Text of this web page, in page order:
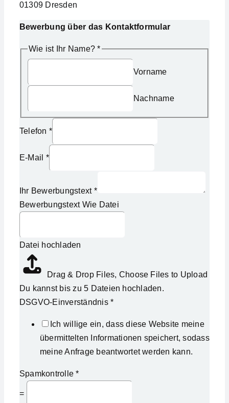
01309 Dresden
Bewerbung über das Kontaktformular
Wie ist Ihr Name?*
Vorname
Nachname
Telefon *
E-Mail *
Ihr Bewerbungstext *
Bewerbungstext Wie Datei
Datei hochladen
Drag & Drop Files, Choose Files to Upload
Du kannst bis zu 5 Dateien hochladen.
DSGVO-Einverständnis*
Ich willige ein, dass diese Website meine
übermittelten Informationen speichert, sodass
meine Anfrage beantwortet werden kann.
Spamkontrolle*
=